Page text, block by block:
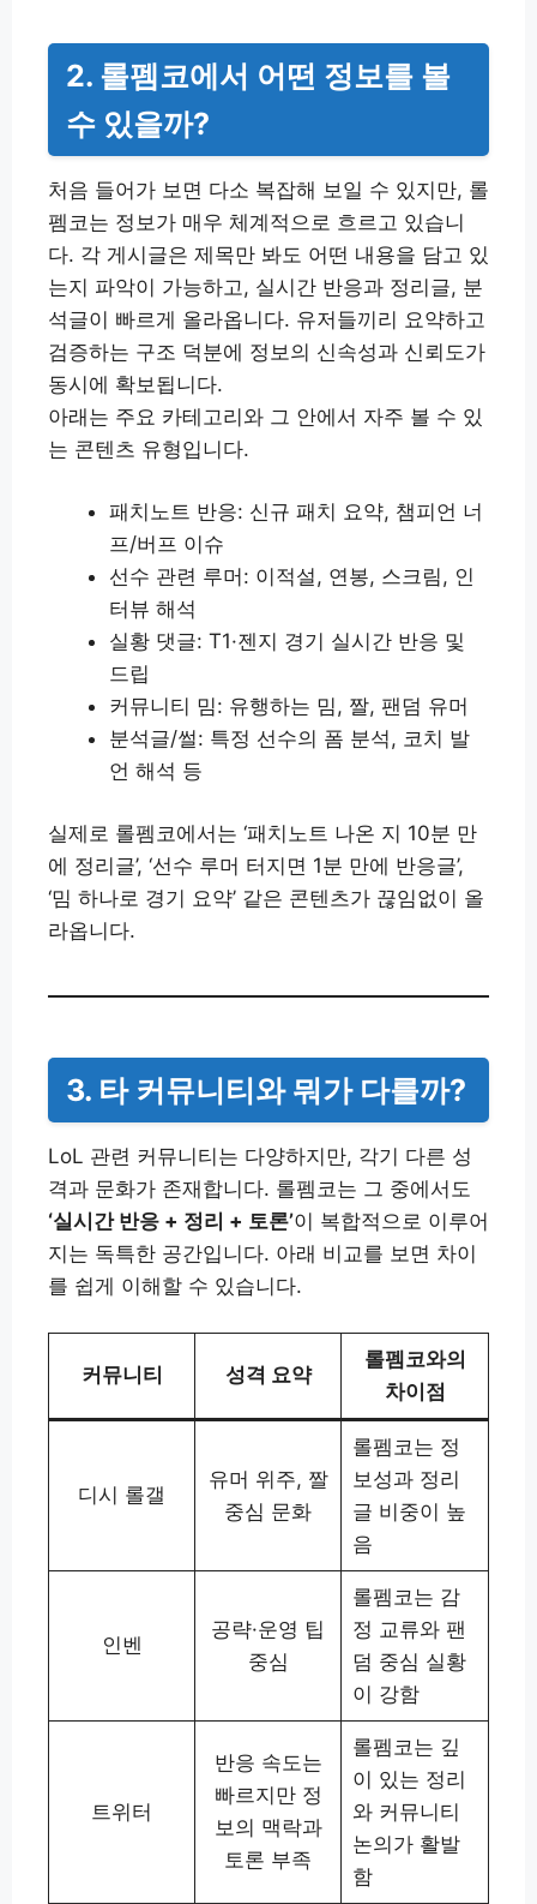
2. 롤펨코에서 어떤 정보를 볼
수 있을까?
처음 들어가 보면 다소 복잡해 보일 수 있지만, 롤
펨코는 정보가 매우 체계적으로 흐르고 있습니
다. 각 게시글은 제목만 봐도 어떤 내용을 담고 있
는지 파악이 가능하고, 실시간 반응과 정리글, 분
석글이 빠르게 올라옵니다. 유저들끼리 요약하고
검증하는 구조 덕분에 정보의 신속성과 신뢰도가
동시에 확보됩니다.
아래는 주요 카테고리와 그 안에서 자주 볼 수 있
는 콘텐츠 유형입니다.
패치노트 반응: 신규 패치 요약, 챔피언 너
프/버프 이슈
선수 관련 루머: 이적설, 연봉, 스크림, 인
터뷰 해석
실황 댓글: T1·젠지 경기 실시간 반응 및
드립
커뮤니티 밈: 유행하는 밈, 짤, 팬덤 유머
분석글/썰: 특정 선수의 폼 분석, 코치 발
언 해석 등
실제로 롤펨코에서는 ‘패치노트 나온 지 10분 만
에 정리글’, ‘선수 루머 터지면 1분 만에 반응글’,
‘밈 하나로 경기 요약’ 같은 콘텐츠가 끊임없이 올
라옵니다.
3. 타 커뮤니티와 뭐가 다를까?
LoL 관련 커뮤니티는 다양하지만, 각기 다른 성
격과 문화가 존재합니다. 롤펨코는 그 중에서도
‘실시간 반응 + 정리 + 토론’이 복합적으로 이루어
지는 독특한 공간입니다. 아래 비교를 보면 차이
를 쉽게 이해할 수 있습니다.
커뮤니티 성격 요약
롤펨코와의
차이점
디시 롤갤
유머 위주, 짤
중심 문화
롤펨코는 정
보성과 정리
글 비중이 높
음
인벤
공략·운영 팁
중심
롤펨코는 감
정 교류와 팬
덤 중심 실황
이 강함
트위터
반응 속도는
빠르지만 정
보의 맥락과
토론 부족
롤펨코는 깊
이 있는 정리
와 커뮤니티
논의가 활발
함